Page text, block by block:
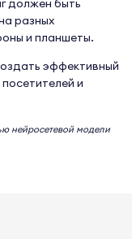
должен быть
разных
и планшеты.
эффективный
и
нейросетевой модели